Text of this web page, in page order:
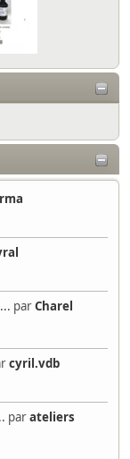
parCharel
cyril.vdb
parateliers